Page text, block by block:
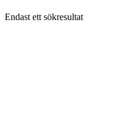
Endast ett sökresultat